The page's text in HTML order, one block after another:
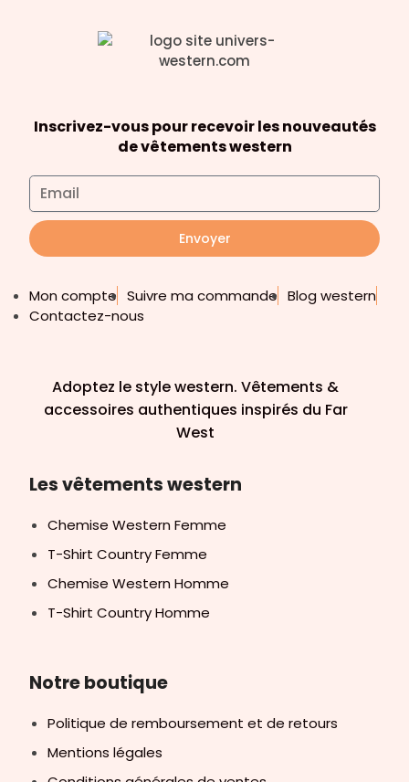
Inscrivez-vous pour recevoir les nouveautés
de vêtements western
Envoyer
Mon compte Suivre ma commande Blog western
Contactez-nous
Adoptez le style western. Vêtements &
accessoires authentiques inspirés du Far
West
Les vêtements western
Chemise Western Femme
T-Shirt Country Femme
Chemise Western Homme
T-Shirt Country Homme
Notre boutique
Politique de remboursement et de retours
Mentions légales